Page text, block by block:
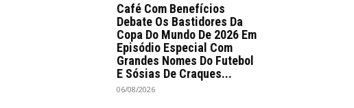
Café Com Benefícios
Debate Os Bastidores Da
Copa Do Mundo De 2026 Em
Episódio Especial Com
Grandes Nomes Do Futebol
E Sósias De Craques...
06/08/2026